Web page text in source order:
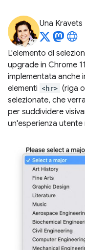
Una Kravets
L'elemento di
upgrade in Chrome
implementata anche
elementi <hr> (riga
selezionate, che
per suddividere
un'esperienza utente